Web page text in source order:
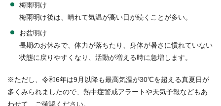
梅雨明け
梅雨明け後は、晴れて気温が高い日が続くことが多い。
お盆明け
長期のお休みで、体力が落ちたり、身体が暑さに慣れていない
状態に戻りやすくなり、活動が増える時に急増します。
※ただし、令和6年は9月以降も最高気温が30℃を超える真夏日が
多くみられましたので、熱中症警戒アラートや天気予報などもあ
わせて、ご確認ください。